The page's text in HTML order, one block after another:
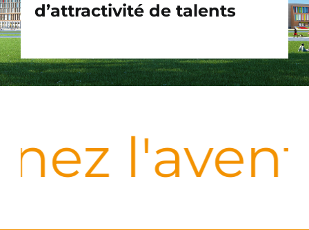
d’attractivité de talents